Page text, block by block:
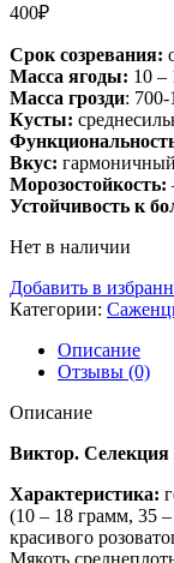
400₽
Срок созревания:
Масса ягоды: 10 –
Масса грозди:
Кусты:
Вкус:
Морозостойкость:
Устойчивость к
Нет в наличии
Добавить в
Категории:
Описание
Отзывы (0)
Описание
Виктор.
Характеристика:
(10 – 18 грамм, 35
красивого
Мякоть